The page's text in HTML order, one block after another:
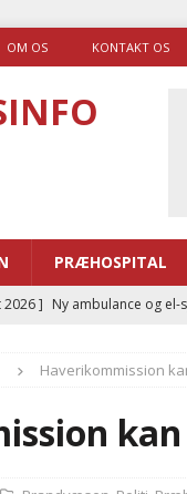
OM OS KONTAKT OS
PRÆHOSPITAL
2026 ] Ny ambulance og
2026 ]
Ny treårig
Haverikommission